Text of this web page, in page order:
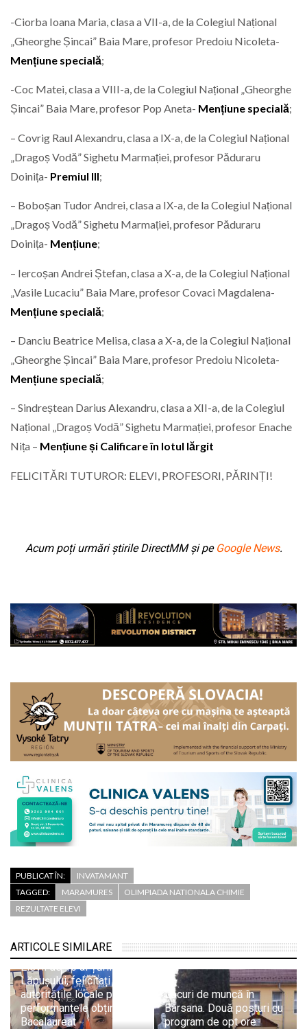
-Ciorba Ioana Maria, clasa a VII-a, de la Colegiul Național
„Gheorghe Șincai” Baia Mare, profesor Predoiu Nicoleta-
Mențiune specială;
-Coc Matei, clasa a VIII-a, de la Colegiul Național „Gheorghe
Șincai” Baia Mare, profesor Pop Aneta- Mențiune specială;
– Covrig Raul Alexandru, clasa a IX-a, de la Colegiul Național
„Dragoș Vodă” Sighetu Marmației, profesor Păduraru
Doinița- Premiul III;
– Boboșan Tudor Andrei, clasa a IX-a, de la Colegiul Național
„Dragoș Vodă” Sighetu Marmației, profesor Păduraru
Doinița- Mențiune;
– Iercoșan Andrei Ștefan, clasa a X-a, de la Colegiul Național
„Vasile Lucaciu” Baia Mare, profesor Covaci Magdalena-
Mențiune specială;
– Danciu Beatrice Melisa, clasa a X-a, de la Colegiul Național
„Gheorghe Șincai” Baia Mare, profesor Predoiu Nicoleta-
Mențiune specială;
– Sindreștean Darius Alexandru, clasa a XII-a, de la Colegiul
Național „Dragoș Vodă” Sighetu Marmației, profesor Enache
Nița – Mențiune și Calificare în lotul lărgit
FELICITĂRI TUTUROR: ELEVI, PROFESORI, PĂRINȚI!
Acum poți urmări știrile DirectMM și pe Google News.
PUBLICAT ÎN:
INVATAMANT
TAGGED:
MARAMURES
OLIMPIADA NATIONALA CHIMIE
REZULTATE ELEVI
ARTICOLE SIMILARE
Elevii de 10 ai Țării
Lăpușului, felicitați de
autoritățile locale pentru
performanțele obținute la
Bacalaureat
Locuri de muncă în
Bârsana. Două posturi cu
program de opt ore